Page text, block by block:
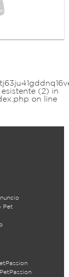
(2) in
on line
Pet